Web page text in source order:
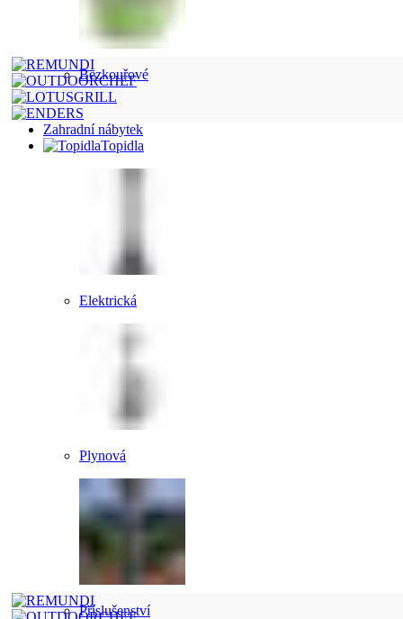
Bezkouřové
Zahradní nábytek
Topidla
Elektrická
Plynová
Příslušenství